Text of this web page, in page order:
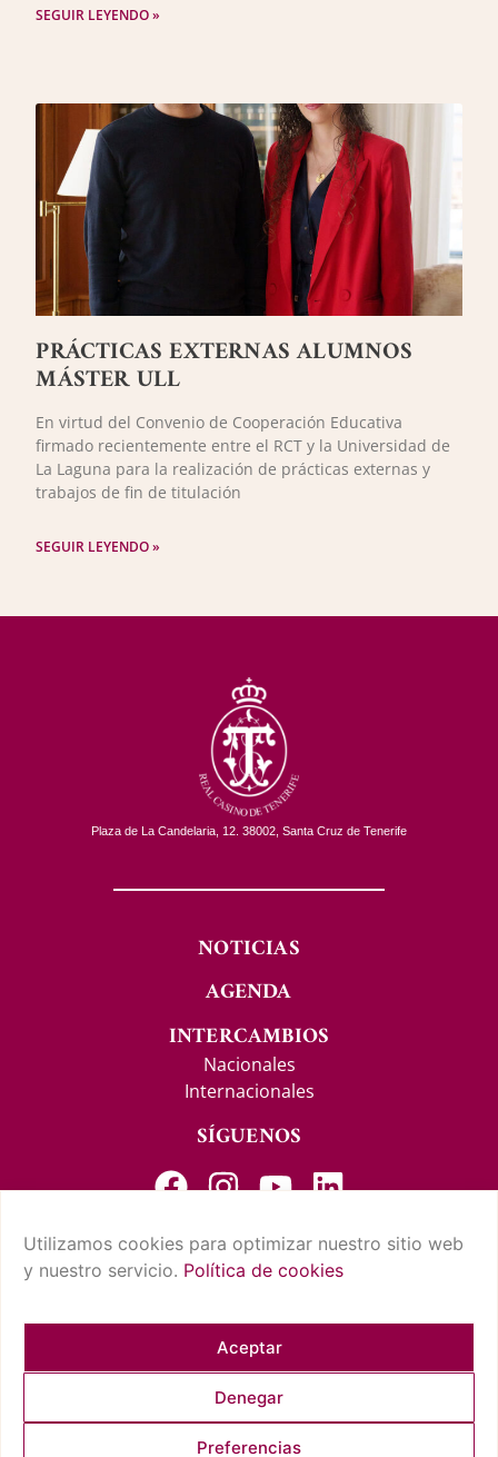
Utilizamos cookies para optimizar nuestro sitio web
y nuestro servicio. Política de cookies
Aceptar
Denegar
Preferencias
SEGUIR LEYENDO »
PRÁCTICAS EXTERNAS ALUMNOS
MÁSTER ULL
En virtud del Convenio de Cooperación Educativa
firmado recientemente entre el RCT y la Universidad de
La Laguna para la realización de prácticas externas y
trabajos de fin de titulación
SEGUIR LEYENDO »
Plaza de La Candelaria, 12. 38002, Santa Cruz de Tenerife
NOTICIAS
AGENDA
INTERCAMBIOS
Nacionales
Internacionales
SÍGUENOS
CONTACTO Y SUGERENCIAS
AVISO LEGAL
CUMPLIMIENTO NORMATIVO
DERECHOS RESERVADOS